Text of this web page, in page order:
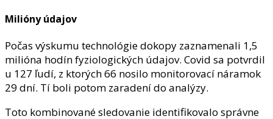
Milióny údajov
Počas výskumu technológie dokopy zaznamenali 1,5
milióna hodín fyziologických údajov. Covid sa potvrdil
u 127 ľudí, z ktorých 66 nosilo monitorovací náramok
29 dní. Tí boli potom zaradení do analýzy.
Toto kombinované sledovanie identifikovalo správne